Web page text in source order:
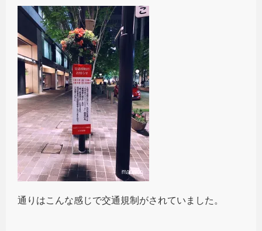
通りはこんな感じで交通規制がされていました。